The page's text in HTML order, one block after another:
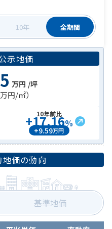
10年 全期間
示地価
万円 /坪
円/㎡）
10年前比
+17.16%
+9.59万円
地価の動向
基準地価